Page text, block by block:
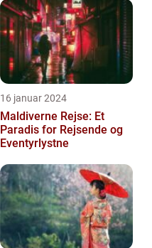
16 januar 2024
Maldiverne Rejse: Et
Paradis for Rejsende og
Eventyrlystne